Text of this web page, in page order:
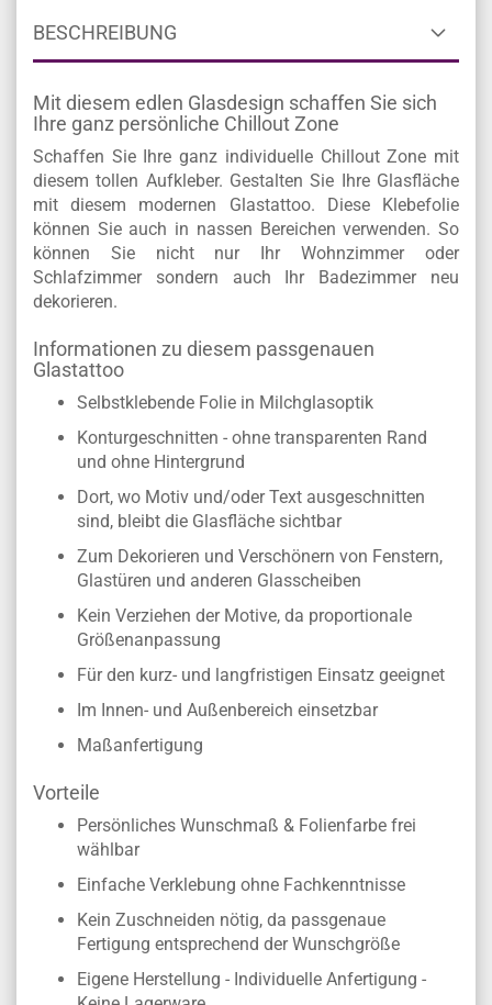
BESCHREIBUNG
Mit diesem edlen Glasdesign schaffen Sie sich
Ihre ganz persönliche Chillout Zone
Schaffen Sie Ihre ganz individuelle Chillout Zone mit
diesem tollen Aufkleber. Gestalten Sie Ihre Glasfläche
mit diesem modernen Glastattoo. Diese Klebefolie
können Sie auch in nassen Bereichen verwenden. So
können Sie nicht nur Ihr Wohnzimmer oder
Schlafzimmer sondern auch Ihr Badezimmer neu
dekorieren.
Informationen zu diesem passgenauen
Glastattoo
Selbstklebende Folie in Milchglasoptik
Konturgeschnitten - ohne transparenten Rand
und ohne Hintergrund
Dort, wo Motiv und/oder Text ausgeschnitten
sind, bleibt die Glasfläche sichtbar
Zum Dekorieren und Verschönern von Fenstern,
Glastüren und anderen Glasscheiben
Kein Verziehen der Motive, da proportionale
Größenanpassung
Für den kurz- und langfristigen Einsatz geeignet
Im Innen- und Außenbereich einsetzbar
Maßanfertigung
Vorteile
Persönliches Wunschmaß & Folienfarbe frei
wählbar
Einfache Verklebung ohne Fachkenntnisse
Kein Zuschneiden nötig, da passgenaue
Fertigung entsprechend der Wunschgröße
Eigene Herstellung - Individuelle Anfertigung -